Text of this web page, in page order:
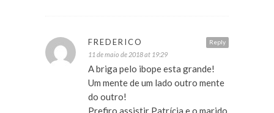
Reply
FREDERICO
11 de maio de 2018 at 19:29
A briga pelo ibope esta grande!
Um mente de um lado outro mente
do outro!
Prefiro assistir Patrícia e o marido